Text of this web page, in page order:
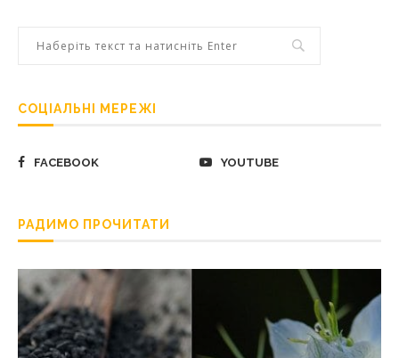
СОЦІАЛЬНІ МЕРЕЖІ
FACEBOOK YOUTUBE
РАДИМО ПРОЧИТАТИ